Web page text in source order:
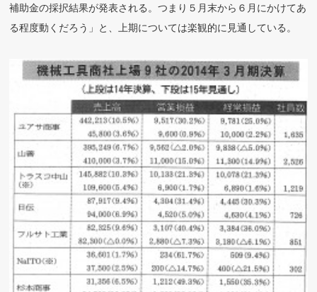
補助金の採択結果が発表される。つまり５月末から６月にかけてあ
る程度動くだろう」と、上期については楽観的に見通している。